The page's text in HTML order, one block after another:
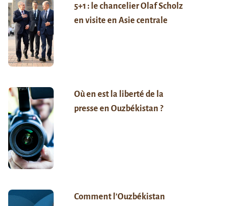
5+1 : le chancelier Olaf Scholz
en visite en Asie centrale
Où en est la liberté de la
presse en Ouzbékistan ?
Comment l’Ouzbékistan